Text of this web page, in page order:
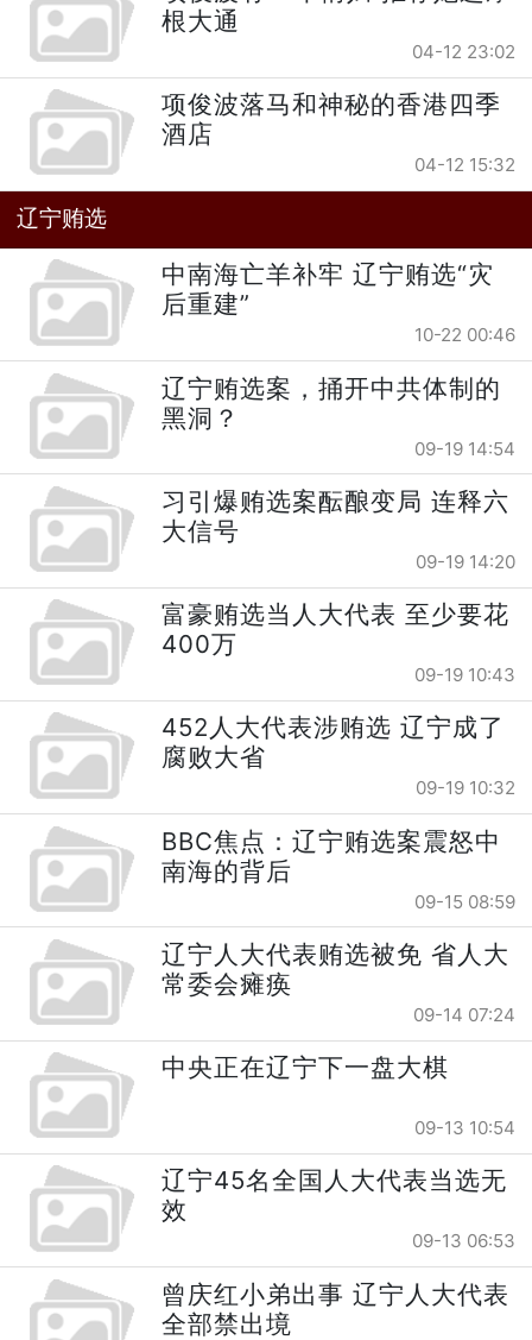
根大通
04-12 23:02
项俊波落马和神秘的香港四季
酒店
04-12 15:32
辽宁贿选
中南海亡羊补牢 辽宁贿选“灾
后重建”
10-22 00:46
辽宁贿选案，捅开中共体制的
黑洞？
09-19 14:54
习引爆贿选案酝酿变局 连释六
大信号
09-19 14:20
富豪贿选当人大代表 至少要花
400万
09-19 10:43
452人大代表涉贿选 辽宁成了
腐败大省
09-19 10:32
BBC焦点：辽宁贿选案震怒中
南海的背后
09-15 08:59
辽宁人大代表贿选被免 省人大
常委会瘫痪
09-14 07:24
中央正在辽宁下一盘大棋
09-13 10:54
辽宁45名全国人大代表当选无
效
09-13 06:53
曾庆红小弟出事 辽宁人大代表
全部禁出境